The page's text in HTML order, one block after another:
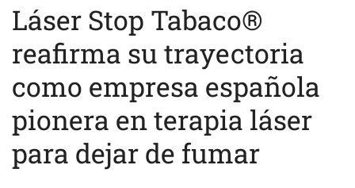
Láser Stop Tabaco®
reafirma su trayectoria
como empresa española
pionera en terapia láser
para dejar de fumar